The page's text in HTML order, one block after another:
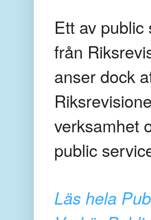
Ett av
från
anser dock
verksamhet
public
Läs hela